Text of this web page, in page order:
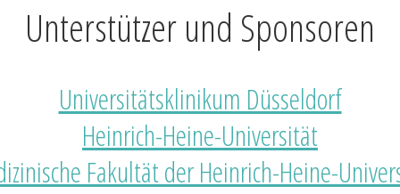
Unterstützer und Sponsoren
Universitätsklinikum Düsseldorf
Heinrich-Heine-Universität
Fakultät der Heinrich-Heine-